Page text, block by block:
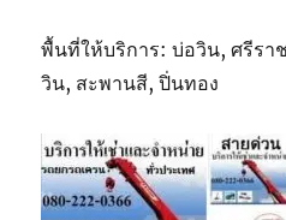
พื้นที่ให้บริการ: บ่อวิน, ศรีรา
วิน, สะพานสี, ปิ่นทอง